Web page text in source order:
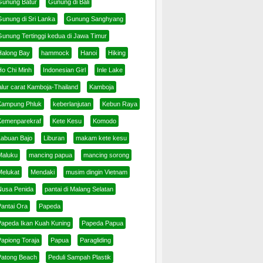
Batur Gunung di Bali
di Sri Lanka Gunung Sanghyang
Tertinggi kedua di Jawa Timur
Bay hammock Hanoi Hiking
Chi Minh Indonesian Girl Inle Lake
carat Kamboja-Thailand Kamboja
Phluk keberlanjutan Kebun Raya
Kete Kesu Komodo
Bajo Liburan makam kete kesu
mancing papua mancing sorong
Mendaki musim dingin Vietnam
Penida pantai di Malang Selatan
Ora Papeda
Ikan Kuah Kuning Papeda Papua
Toraja Papua Paragliding
Beach Peduli Sampah Plastik